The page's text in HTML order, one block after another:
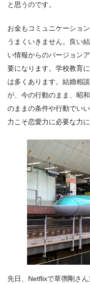
と思うのです。
お金もコミュニケーショ
うまくいきません。良い
い情報からのバージョン
要になります。学校教育
は多くあります。結婚相
が、今の行動のまま、昭
のままの条件や行動でい
力こそ恋愛力に必要な力に
先日、Netflixで草彅剛さん